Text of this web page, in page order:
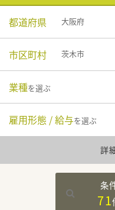
都道府県 大阪府
市区町村 茨木市
業種を選ぶ
雇用形態 / 給与を選ぶ
詳
条
71